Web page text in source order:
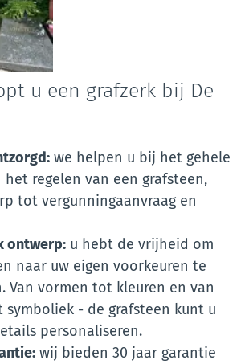
u een grafzerk bij De
we helpen u bij het gehele
het regelen van een grafsteen,
tot vergunningaanvraag en
ontwerp: u hebt de vrijheid om
naar uw eigen voorkeuren te
Van vormen tot kleuren en van
- de grafsteen kunt u
personaliseren.
wij bieden 30 jaar garantie